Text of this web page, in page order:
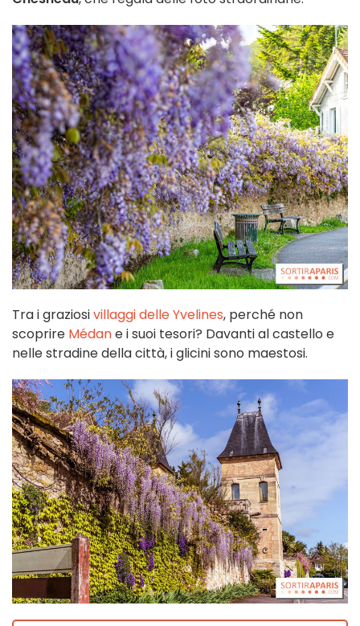
Tra i graziosivillaggi delle Yvelines, perché non
scoprire Médane i suoi tesori? Davanti al castello e
nelle stradine della città, i glicini sono maestosi.